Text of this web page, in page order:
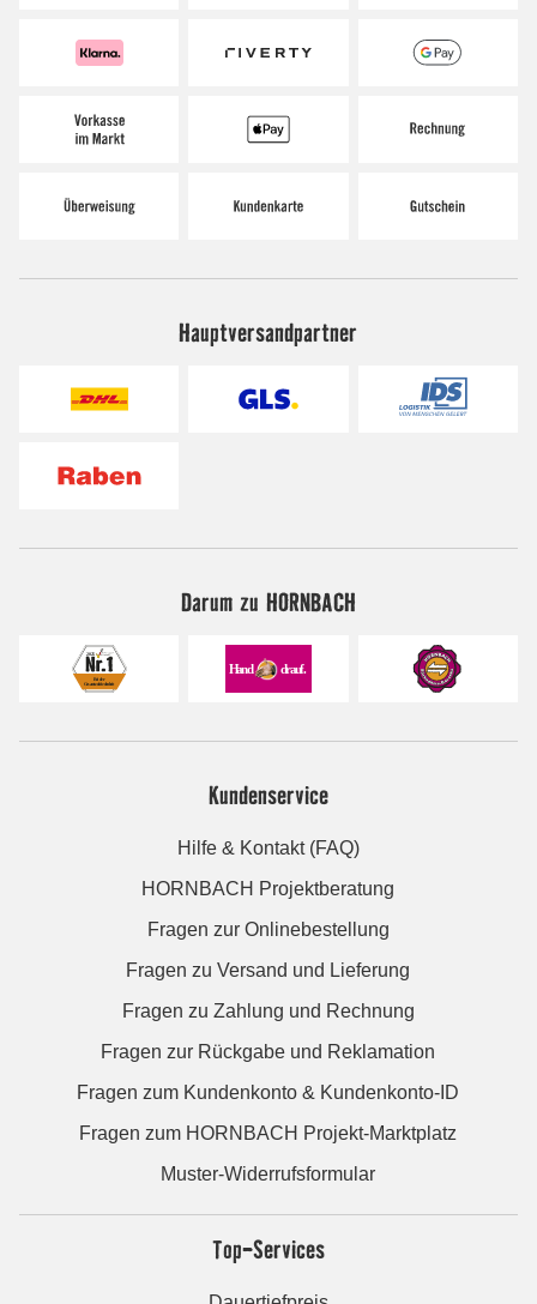
Hauptversandpartner
Darum zu HORNBACH
Kundenservice
Hilfe & Kontakt (FAQ)
HORNBACH Projektberatung
Fragen zur Onlinebestellung
Fragen zu Versand und Lieferung
Fragen zu Zahlung und Rechnung
Fragen zur Rückgabe und Reklamation
Fragen zum Kundenkonto & Kundenkonto-ID
Fragen zum HORNBACH Projekt-Marktplatz
Muster-Widerrufsformular
Top-Services